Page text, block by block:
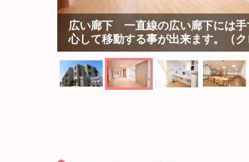
広い廊下 一直線の広い廊下には手
心して移動する事が出来ます。（ク